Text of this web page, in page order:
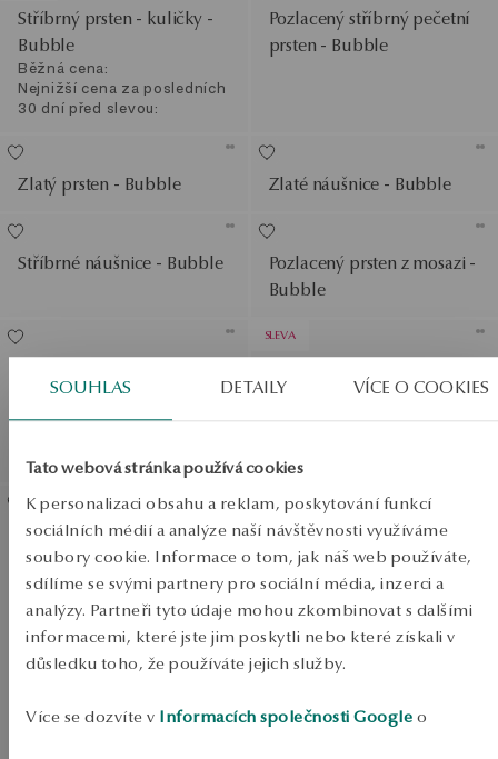
SOUHLAS DETAILY VÍCE O COOKIES
Tato webová stránka používá cookies
K personalizaci obsahu a reklam, poskytování funkcí
sociálních médií a analýze naší návštěvnosti využíváme
soubory cookie. Informace o tom, jak náš web používáte,
sdílíme se svými partnery pro sociální média, inzerci a
analýzy. Partneři tyto údaje mohou zkombinovat s dalšími
informacemi, které jste jim poskytli nebo které získali v
důsledku toho, že používáte jejich služby.
Více se dozvíte v Informacích společnosti Google o
Stříbrný prsten - kuličky -
Bubble
Běžná cena:
Nejnižší cena za posledních
30 dní před slevou:
Pozlacený stříbrný pečetní
prsten - Bubble
Zlatý prsten - Bubble Zlaté náušnice - Bubble
Stříbrné náušnice - Bubble
Pozlacený prsten z mosazi -
Bubble
zirkony - Bubble
SLEVA
Simple
30 dní před slevou:
Stříbrné pozlacené
náušnice - Bubble
SALE
SALE
SALE
DO -50%
Zobrazit produkty